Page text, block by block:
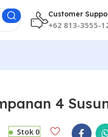
Customer
+62 813-3555-
4
Stok 0